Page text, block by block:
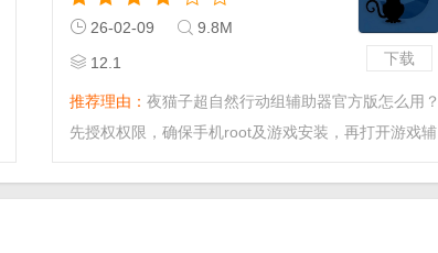
下载
26-02-09
9.8M
12.1
推荐理由： 夜猫子超自然行动组辅助器官方版怎么用？
先授权权限，确保手机root及游戏安装，再打开游戏辅